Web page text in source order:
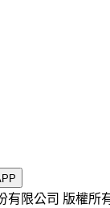
有限公司 版權所